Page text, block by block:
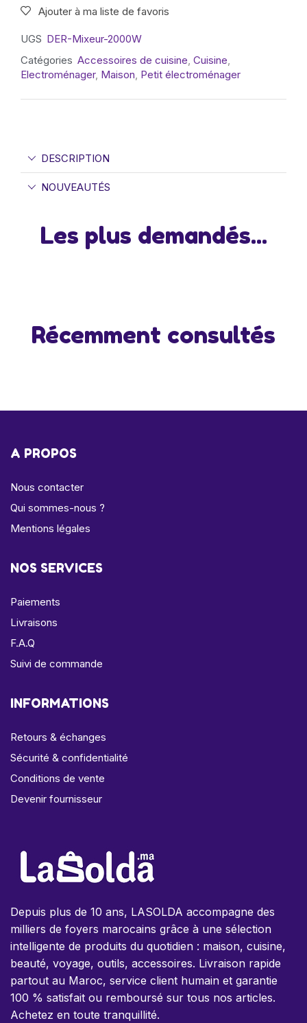
Ajouter à ma liste de favoris
UGS DER-Mixeur-2000W
Catégories Accessoires de cuisine, Cuisine,
Electroménager, Maison, Petit électroménager
DESCRIPTION
NOUVEAUTÉS
Les plus demandés...
Récemment consultés
A PROPOS
Nous contacter
Qui sommes-nous ?
Mentions légales
NOS SERVICES
Paiements
Livraisons
F.A.Q
Suivi de commande
INFORMATIONS
Retours & échanges
Sécurité & confidentialité
Conditions de vente
Devenir fournisseur
Depuis plus de 10 ans, LASOLDA accompagne des
milliers de foyers marocains grâce à une sélection
intelligente de produits du quotidien : maison, cuisine,
beauté, voyage, outils, accessoires. Livraison rapide
partout au Maroc, service client humain et garantie
100 % satisfait ou remboursé sur tous nos articles.
Achetez en toute tranquillité.